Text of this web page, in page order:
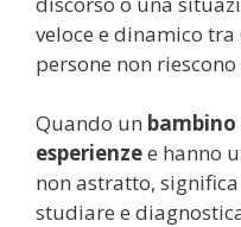
veloce e dinamico
persone non
Quando un
esperienzee hanno
non astratto,
studiare e